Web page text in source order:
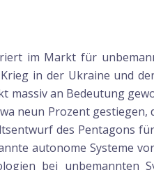
im Markt für
in der Ukraine und
massiv an Bedeutung
neun Prozent gestiegen,
des Pentagons
autonome Systeme
bei unbemannten